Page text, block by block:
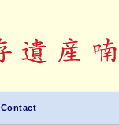
Contact